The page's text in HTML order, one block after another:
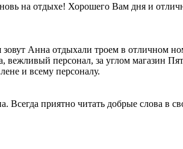
на отдыхе! Хорошего Вам дня и
зовут Анна отдыхали троем в отличном
вежливый персонал, за углом магазин
и всему персоналу.
Всегда приятно читать добрые слова в